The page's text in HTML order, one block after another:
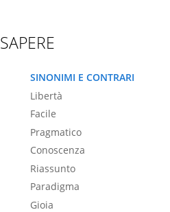
SAPERE
SINONIMI E CONTRARI
Libertà
Facile
Pragmatico
Conoscenza
Riassunto
Paradigma
Gioia